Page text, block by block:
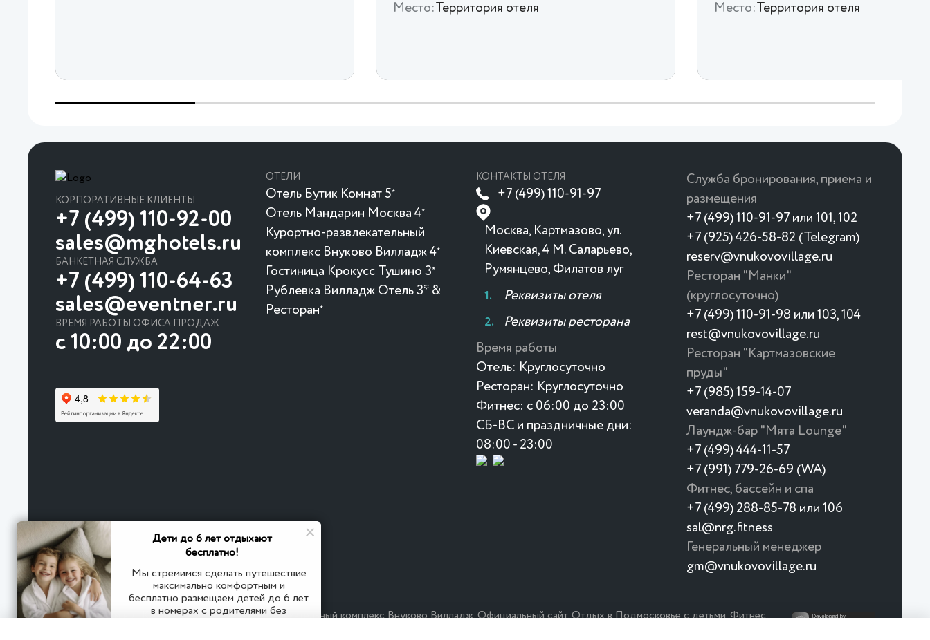
Место:Территория отеля Место:Территория отеля
КОРПОРАТИВНЫЕ КЛИЕНТЫ
+7 (499) 110-92-00
sales@mghotels.ru
БАНКЕТНАЯ СЛУЖБА
+7 (499) 110-64-63
sales@eventner.ru
ВРЕМЯ РАБОТЫ ОФИСА ПРОДАЖ
с 10:00 до 22:00
ОТЕЛИ
Отель Бутик Комнат 5★
Отель Мандарин Москва 4★
Курортно-развлекательный
комплекс Внуково Вилладж 4★
Гостиница Крокусc Тушино 3★
Рублевка Вилладж Отель 3* &
Ресторан★
КОНТАКТЫ ОТЕЛЯ
+7 (499) 110-91-97
Москва, Картмазово, ул.
Киевская, 4 М. Саларьево,
Румянцево, Филатов луг
Реквизиты отеля
Реквизиты ресторана
Время работы
Отель: Круглосуточно
Ресторан: Круглосуточно
Фитнес: с 06:00 до 23:00
СБ-ВС и праздничные дни:
08:00 - 23:00
Служба бронирования, приема и
размещения
+7 (499) 110-91-97 или 101, 102
+7 (925) 426-58-82 (Telegram)
reserv@vnukovovillage.ru
Ресторан "Манки"
(круглосуточно)
+7 (499) 110-91-98 или 103, 104
rest@vnukovovillage.ru
Ресторан "Картмазовские
пруды"
+7 (985) 159-14-07
veranda@vnukovovillage.ru
Лаундж-бар "Мята Lounge"
+7 (499) 444-11-57
+7 (991) 779-26-69 (WA)
Фитнес, бассейн и спа
+7 (499) 288-85-78 или 106
sal@nrg.fitness
Генеральный менеджер
gm@vnukovovillage.ru
© 2026
Гостевой дом в д. Картмазово - Курортно-развлекательный комплекс Внуково Вилладж. Официальный сайт. Отдых в Подмосковье с детьми. Фитнес,
Дети до 6 лет отдыхают
бесплатно!
Мы стремимся сделать путешествие
максимально комфортным и
бесплатно размещаем детей до 6 лет
в номерах с родителями без